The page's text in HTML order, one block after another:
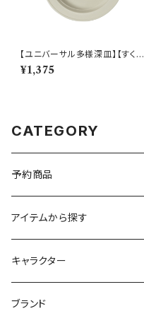
【ユニバーサル多様深皿】【すくい
やすいうつわ】19cm ディーププ
レート（ホワイト）【NB10】
¥1,375
CATEGORY
予約商品
アイテムから探す
九谷焼
マグ＆カップ
キャラクター
ムーミン
ブランド